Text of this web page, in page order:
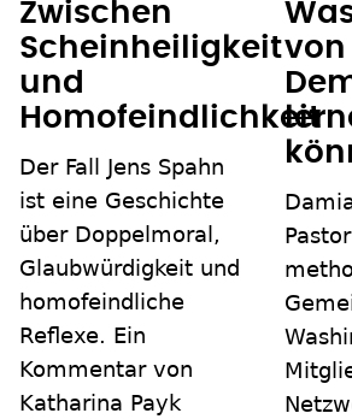
Zwischen
Scheinheiligkeit
und
Homofeindlichkeit
Der Fall Jens Spahn
ist eine Geschichte
über Doppelmoral,
Glaubwürdigkeit und
homofeindliche
Reflexe. Ein
Kommentar von
Katharina Payk
von